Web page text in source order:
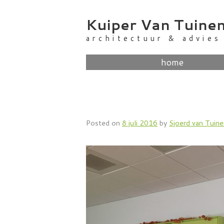
Kuiper Van
architectuur & advies
home
Posted on 8 juli 2016 by Sjoerd van